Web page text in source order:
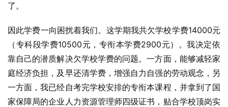
了。
因此学费一向困扰着我们。这学期我共欠学校学费14000元
（专科段学费10500元，专衔本学费2900元）。我决定依
靠自己的潜质解决欠学校学费的问题。一方面，能够减轻家
庭经济负担，及早还清学费，增强自力自强的劳动观念，另
一方面，我已经自考完学校安排的专衔本课程，并拿到了国
家保障局的企业人力资源管理师四级证书，贴合学校顶岗实